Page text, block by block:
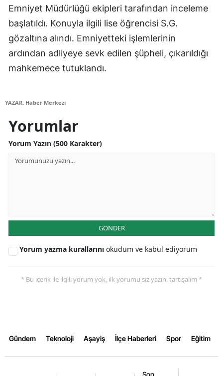
Kars
Kastamonu
Kayseri
Muğla
Sakarya
Emniyet Müdürlüğü ekipleri tarafından inceleme
başlatıldı. Konuyla ilgili lise öğrencisi S.G.
gözaltına alındı. Emniyetteki işlemlerinin
ardından adliyeye sevk edilen şüpheli, çıkarıldığı
mahkemece tutuklandı.
YAZAR: Haber Merkezi
Yorumlar
Yorum Yazın (500 Karakter)
GÖNDER
Yorum yazma kurallarını okudum ve kabul ediyorum
* Bu içerik ile ilgili yorum yok, ilk yorumu siz yazın, tartışalım *
Gündem Teknoloji Aşayiş İlçe Haberleri Spor Eğitim